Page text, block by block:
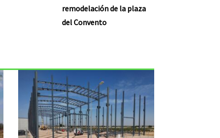
remodelación de la plaza
del Convento